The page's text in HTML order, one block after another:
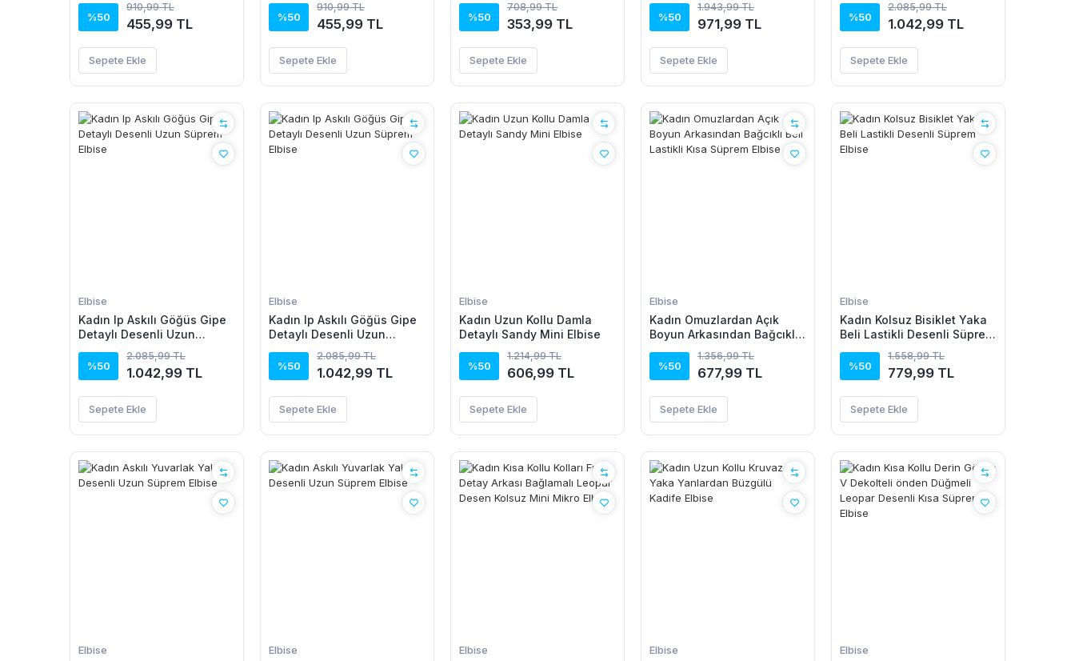
%50
910,99 TL
455,99 TL
Sepete Ekle
%50
910,99 TL
455,99 TL
Sepete Ekle
%50
708,99 TL
353,99 TL
Sepete Ekle
%50
1.943,99 TL
971,99 TL
Sepete Ekle
%50
2.085,99 TL
1.042,99 TL
Sepete Ekle
Elbise
Kadın Ip Askılı Göğüs Gipe
Detaylı Desenli Uzun
%50
2.085,99 TL
1.042,99 TL
Sepete Ekle
Elbise
Kadın Ip Askılı Göğüs Gipe
Detaylı Desenli Uzun
%50
2.085,99 TL
1.042,99 TL
Sepete Ekle
Elbise
Kadın Uzun Kollu Damla
Detaylı Sandy Mini Elbise
%50
1.214,99 TL
606,99 TL
Sepete Ekle
Elbise
Kadın Omuzlardan Açık
Boyun Arkasından Bağcıklı
Elbise
%50
1.356,99 TL
677,99 TL
Sepete Ekle
Elbise
Kadın Kolsuz Bisiklet Yaka
Beli Lastikli Desenli Süprem
%50
1.558,99 TL
779,99 TL
Sepete Ekle
Elbise Elbise Elbise Elbise Elbise